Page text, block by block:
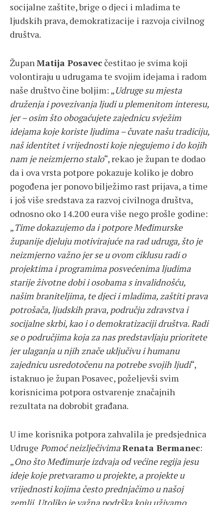
socijalne zaštite, brige o djeci i mladima te
ljudskih prava, demokratizacije i razvoja civilnog
društva.
ŽupanMatija Posavecčestitao je svima koji
volontiraju u udrugama te svojim idejama i radom
naše društvo čine boljim: „Udruge su mjesta
druženja i povezivanja ljudi u plemenitom interesu,
jer – osim što obogaćujete zajednicu svježim
idejama koje koriste ljudima – čuvate našu tradiciju,
naš identitet i vrijednosti koje njegujemo i do kojih
nam je neizmjerno stalo“, rekao je župan te dodao
da i ova vrsta potpore pokazuje koliko je dobro
pogođena jer ponovo bilježimo rast prijava, a time
i još više sredstava za razvoj civilnoga društva,
odnosno oko 14.200 eura više nego prošle godine:
„Time dokazujemo da i potpore Međimurske
županije djeluju motivirajuće na rad udruga, što je
neizmjerno važno jer se u ovom ciklusu radi o
projektima i programima posvećenima ljudima
starije životne dobi i osobama s invalidnošću,
našim braniteljima, te djeci i mladima, zaštiti prava
potrošača, ljudskih prava, području zdravstva i
socijalne skrbi, kao i o demokratizaciji društva. Radi
se o područjima koja za nas predstavljaju prioritete
jer ulaganja u njih znače uključivu i humanu
zajednicu usredotočenu na potrebe svojih ljudi“,
istaknuo je župan Posavec, poželjevši svim
korisnicima potpora ostvarenje značajnih
rezultata na dobrobit građana.
U ime korisnika potpora zahvalila je predsjednica
Udruge Pomoć neizlječivimaRenata Bermanec:
„Ono što Međimurje izdvaja od većine regija jesu
ideje koje pretvaramo u projekte, a projekte u
vrijednosti kojima često prednjačimo u našoj
zemlji. Utoliko je važna podrška koju uživamo,